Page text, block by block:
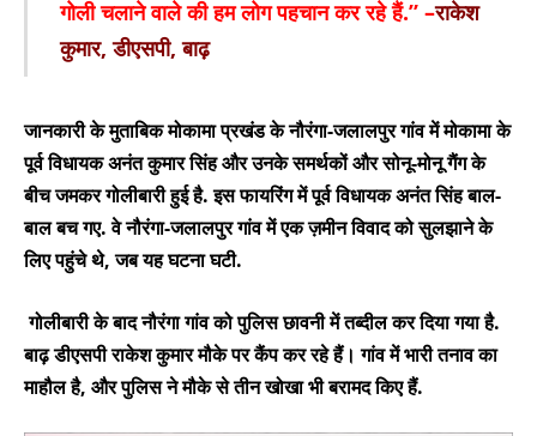
गोली चलाने वाले की हम लोग पहचान कर रहे हैं.” –राकेश
कुमार, डीएसपी, बाढ़
जानकारी के मुताबिक मोकामा प्रखंड के नौरंगा-जलालपुर गांव में मोकामा के
पूर्व विधायक अनंत कुमार सिंह और उनके समर्थकों और सोनू-मोनू गैंग के
बीच जमकर गोलीबारी हुई है. इस फायरिंग में पूर्व विधायक अनंत सिंह बाल-
बाल बच गए. वे नौरंगा-जलालपुर गांव में एक ज़मीन विवाद को सुलझाने के
लिए पहुंचे थे, जब यह घटना घटी.
गोलीबारी के बाद नौरंगा गांव को पुलिस छावनी में तब्दील कर दिया गया है.
बाढ़ डीएसपी राकेश कुमार मौके पर कैंप कर रहे हैं। गांव में भारी तनाव का
माहौल है, और पुलिस ने मौके से तीन खोखा भी बरामद किए हैं.